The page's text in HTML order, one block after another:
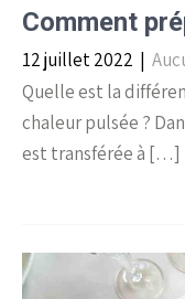
Comment
12 juillet 2022 |
Quelle est la
chaleur pulsée ?
est transférée à […]